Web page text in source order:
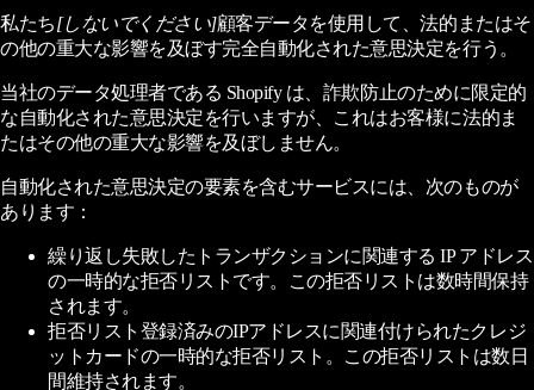
私たち[しないでください]顧客データを使用して、法的またはそ
の他の重大な影響を及ぼす完全自動化された意思決定を行う。
当社のデータ処理者である Shopify は、詐欺防止のために限定的
な自動化された意思決定を行いますが、これはお客様に法的ま
たはその他の重大な影響を及ぼしません。
自動化された意思決定の要素を含むサービスには、次のものが
あります：
繰り返し失敗したトランザクションに関連する IP アドレス
の一時的な拒否リストです。この拒否リストは数時間保持
されます。
拒否リスト登録済みのIPアドレスに関連付けられたクレジ
ットカードの一時的な拒否リスト。この拒否リストは数日
間維持されます。